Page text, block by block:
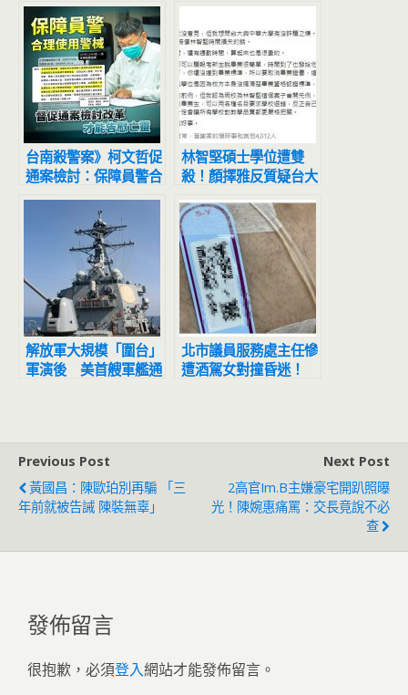
台南殺警案》柯文哲促
通案檢討：保障員警合
理使用警械
林智堅碩士學位遭雙
殺！顏擇雅反質疑台大
和中華大學詐騙 應還
林智堅學費
解放軍大規模「圍台」
軍演後 美首艘軍艦通
北市議員服務處主任慘
遭酒駕女對撞昏迷！
Previous Post
黃國昌：陳歐珀別再騙 「三
年前就被告誡 陳裝無辜」
Next Post
2高官im.B主嫌豪宅開趴照曝
光！陳婉惠痛罵：交長竟說不必
查
發佈留言
很抱歉，必須登入網站才能發佈留言。